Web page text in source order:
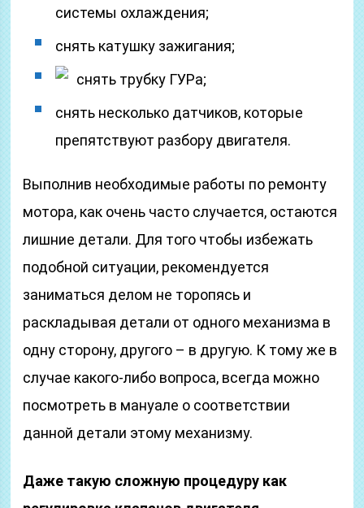
системы охлаждения;
снять катушку зажигания;
снять трубку ГУРа;
снять несколько датчиков, которые
препятствуют разбору двигателя.
Выполнив необходимые работы по ремонту
мотора, как очень часто случается, остаются
лишние детали. Для того чтобы избежать
подобной ситуации, рекомендуется
заниматься делом не торопясь и
раскладывая детали от одного механизма в
одну сторону, другого – в другую. К тому же в
случае какого-либо вопроса, всегда можно
посмотреть в мануале о соответствии
данной детали этому механизму.
Даже такую сложную процедуру как